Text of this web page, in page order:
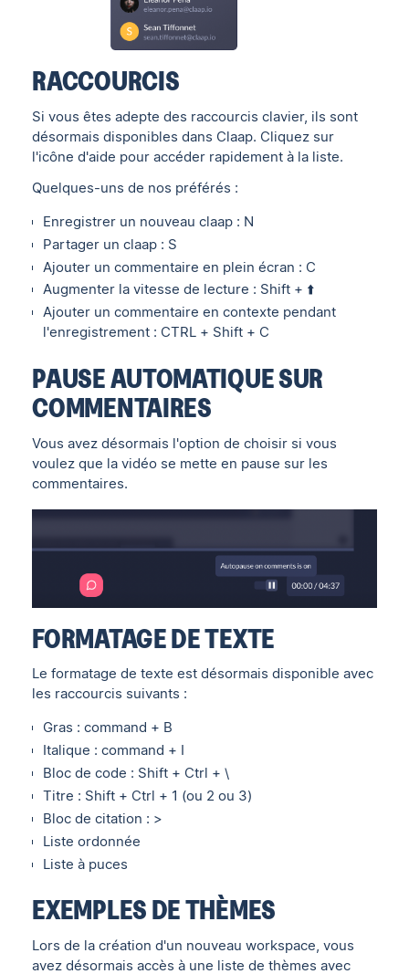
RACCOURCIS
Si vous êtes adepte des raccourcis clavier, ils sont
désormais disponibles dans Claap. Cliquez sur
l'icône d'aide pour accéder rapidement à la liste.
Quelques-uns de nos préférés :
Enregistrer un nouveau claap : N
Partager un claap : S
Ajouter un commentaire en plein écran : C
Augmenter la vitesse de lecture : Shift + ⬆️
Ajouter un commentaire en contexte pendant
l'enregistrement : CTRL + Shift + C
PAUSE AUTOMATIQUE SUR
COMMENTAIRES
Vous avez désormais l'option de choisir si vous
voulez que la vidéo se mette en pause sur les
commentaires.
FORMATAGE DE TEXTE
Le formatage de texte est désormais disponible avec
les raccourcis suivants :
Gras : command + B
Italique : command + I
Bloc de code : Shift + Ctrl + \
Titre : Shift + Ctrl + 1 (ou 2 ou 3)
Bloc de citation : >
Liste ordonnée
Liste à puces
EXEMPLES DE THÈMES
Lors de la création d'un nouveau workspace, vous
avez désormais accès à une liste de thèmes avec